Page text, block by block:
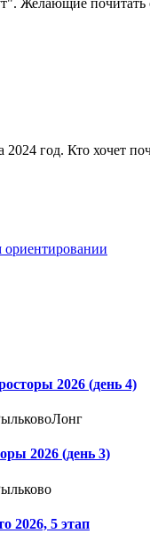
Желающие почитать
год. Кто хочет
2026 (день 4)
2026 (день 3)
2026, 5 этап